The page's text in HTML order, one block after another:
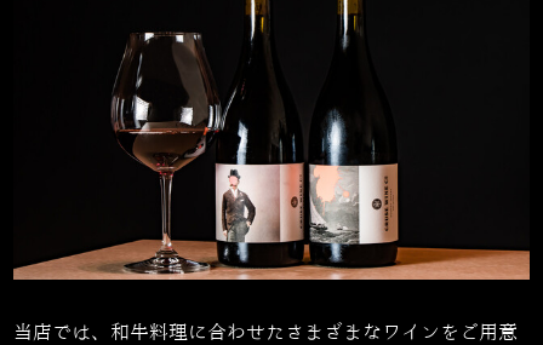
当店では、和牛料理に合わせたさまざまなワインをご用意